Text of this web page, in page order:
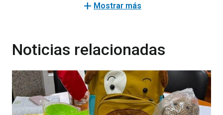
que son una sala de estimulación, itinerancia en jardines
comuna, y atención domiciliaria que favorecerá a 147
niños que son usuarios del Subsistema Chile Crece
Contigo. En la región, la inversión total es de,
aproximadamente, 87 millones de pesos para una
add Mostrar más
Noticias relacionadas